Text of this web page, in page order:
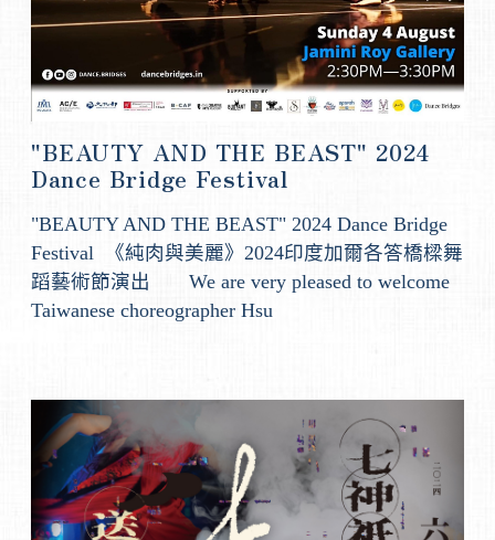
"BEAUTY AND THE BEAST" 2024
Dance Bridge Festival
"BEAUTY AND THE BEAST" 2024 Dance Bridge
Festival 《純肉與美麗》2024印度加爾各答橋樑舞
蹈藝術節演出 We are very pleased to welcome
Taiwanese choreographer Hsu